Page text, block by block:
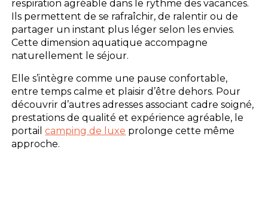
respiration agréable dans le rythme des vacances.
Ils permettent de se rafraîchir, de ralentir ou de
partager un instant plus léger selon les envies.
Cette dimension aquatique accompagne
naturellement le séjour.
Elle s’intègre comme une pause confortable,
entre temps calme et plaisir d’être dehors. Pour
découvrir d’autres adresses associant cadre soigné,
prestations de qualité et expérience agréable, le
portailcamping de luxe prolonge cette même
approche.